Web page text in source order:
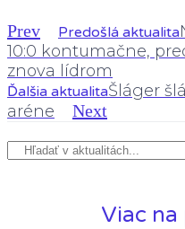
Prev Predošlá aktualita
10:0 kontumačne,
znova lídrom
Ďalšia aktualitaŠláger
aréne
Next
Viac na